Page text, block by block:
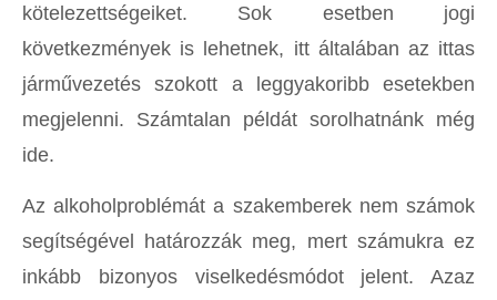
kötelezettségeiket. Sok esetben jogi
következmények is lehetnek, itt általában az ittas
járművezetés szokott a leggyakoribb esetekben
megjelenni. Számtalan példát sorolhatnánk még
ide.
Az alkoholproblémát a szakemberek nem számok
segítségével határozzák meg, mert számukra ez
inkább bizonyos viselkedésmódot jelent. Azaz